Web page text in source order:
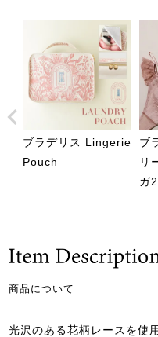
ブラデリス Lingerie
Pouch
ブ
リ
ガ
商品について
光沢のある花柄レースを使